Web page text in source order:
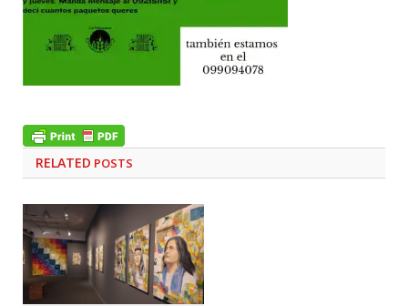
RELATED POSTS